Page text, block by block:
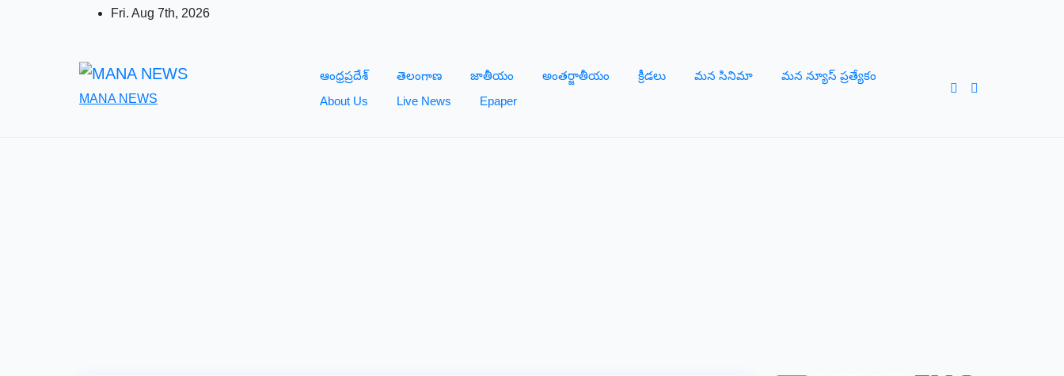
Fri. Aug 7th, 2026
MANA NEWS
ఆంధ్రప్రదేశ్ తెలంగాణ జాతీయం అంతర్జాతీయం క్రీడలు మన సినిమా
మన న్యూస్ ప్రత్యేకం
About Us
Live News Epaper